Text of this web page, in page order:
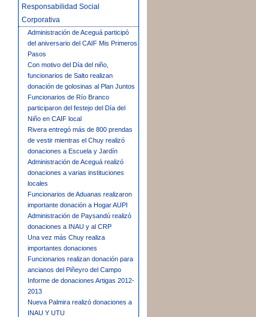
Responsabilidad Social
Corporativa
Administración de Aceguá participó
del aniversario del CAIF Mis Primeros
Pasos
Con motivo del Día del niño,
funcionarios de Salto realizan
donación de golosinas al Plan Juntos
Funcionarios de Río Branco
participaron del festejo del Día del
Niño en CAIF local
Rivera entregó más de 800 prendas
de vestir mientras el Chuy realizó
donaciones a Escuela y Jardín
Administración de Aceguá realizó
donaciones a varias instituciones
locales
Funcionarios de Aduanas realizaron
importante donación a Hogar AUPI
Administración de Paysandú realizó
donaciones a INAU y al CRP
Una vez más Chuy realiza
importantes donaciones
Funcionarios realizan donación para
ancianos del Piñeyro del Campo
Informe de donaciones Artigas 2012-
2013
Nueva Palmira realizó donaciones a
INAU Y UTU